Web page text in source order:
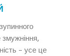
– усе це